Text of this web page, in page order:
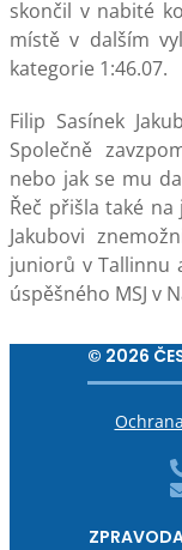
skončil v nabité
místě v dalším
kategorie 1:46.07.
Filip Sasínek
Společně
nebo jak se mu
Řeč přišla také
Jakubovi
juniorů v Tallinnu
úspěšného MSJ v
© 2026